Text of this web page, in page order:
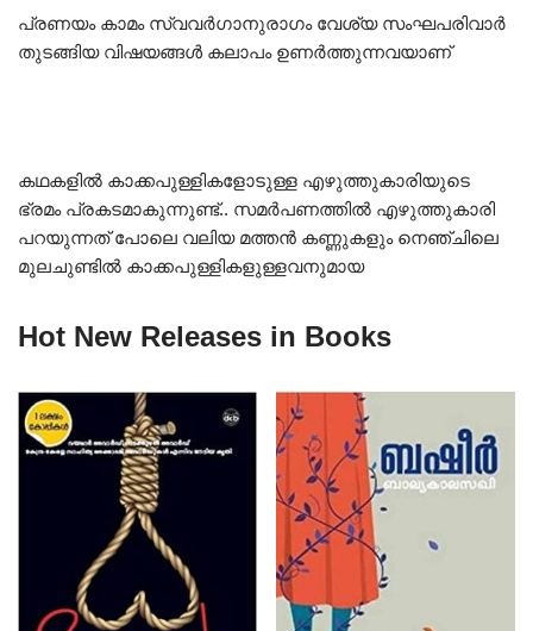
പ്രണയം കാമം സ്വവർഗാനുരാഗം വേശ്യ സംഘപരിവാർ
തുടങ്ങിയ വിഷയങ്ങൾ കലാപം ഉണർത്തുന്നവയാണ്
കഥകളിൽ കാക്കപുള്ളികളോടുള്ള എഴുത്തുകാരിയുടെ
ഭ്രമം പ്രകടമാകുന്നുണ്ട്.. സമർപണത്തിൽ എഴുത്തുകാരി
പറയുന്നത് പോലെ വലിയ മത്തൻ കണ്ണുകളും നെഞ്ചിലെ
മുലചുണ്ടിൽ കാക്കപുള്ളികളുള്ളവനുമായ
Hot New Releases in Books